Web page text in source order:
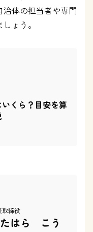
体の担当者や専門
ょう。
くら？目安を算
締役
はら こう